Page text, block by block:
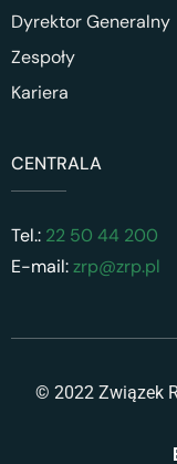
Dyrektor Generalny
Zespoły
Kariera
CENTRALA
Tel.: 22 50 44 200
E-mail:zrp@zrp.pl
© 2022 Związek